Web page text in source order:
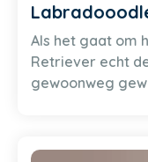
Als het gaat om
Retriever echt
gewoonweg